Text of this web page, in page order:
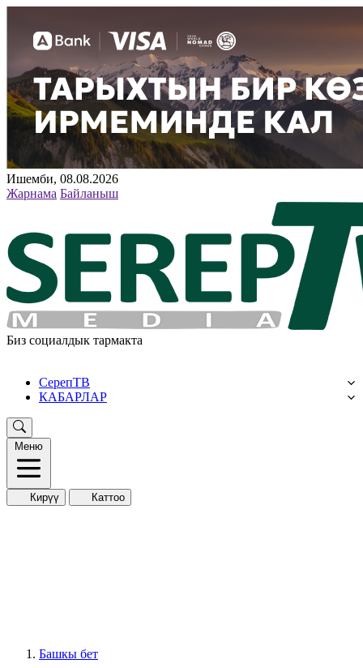
Ишемби, 08.08.2026
Жарнама Байланыш
Биз социалдык тармакта
СерепТВ
КАБАРЛАР
Меню
Кирүү Каттоо
Башкы бет